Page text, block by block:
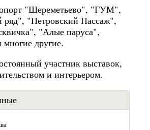
"Шереметьево", "ГУМ",
"Петровский Пассаж",
"Алые паруса",
другие.
участник выставок,
и интерьером.